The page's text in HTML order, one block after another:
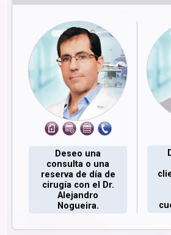
Deseo una
consulta o una
reserva de día de
cirugía con el Dr.
Alejandro
Nogueira.